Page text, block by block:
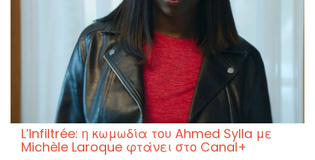
L’Infiltrée: η κωμωδία του Ahmed Sylla με
Michèle Laroque φτάνει στο Canal+